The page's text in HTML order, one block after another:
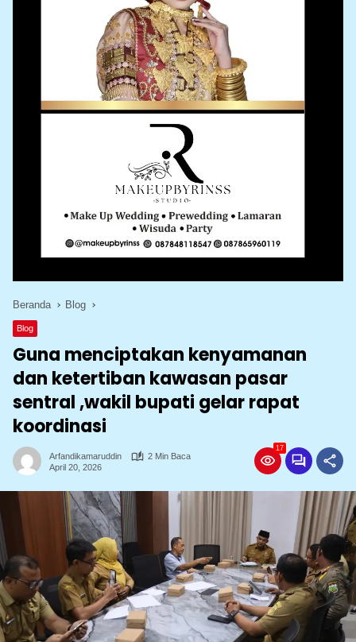
Beranda Blog
Blog
Guna menciptakan kenyamanan
dan ketertiban kawasan pasar
sentral ,wakil bupati gelar rapat
koordinasi
Arfandikamaruddin
2 Min Baca
April 20, 2026
17